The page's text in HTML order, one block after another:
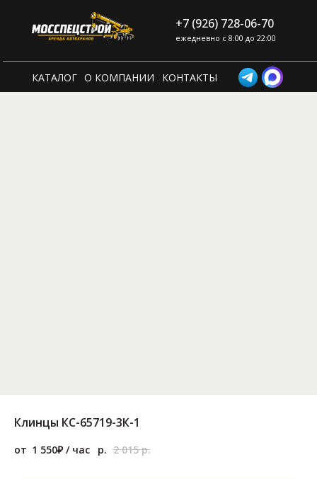
ежедневно с 8:00 до 22:00
+7 (926) 728-06-70
КАТАЛОГ О КОМПАНИИ КОНТАКТЫ
Клинцы КС-65719-3К-1
1 550 р. 2 015 р.